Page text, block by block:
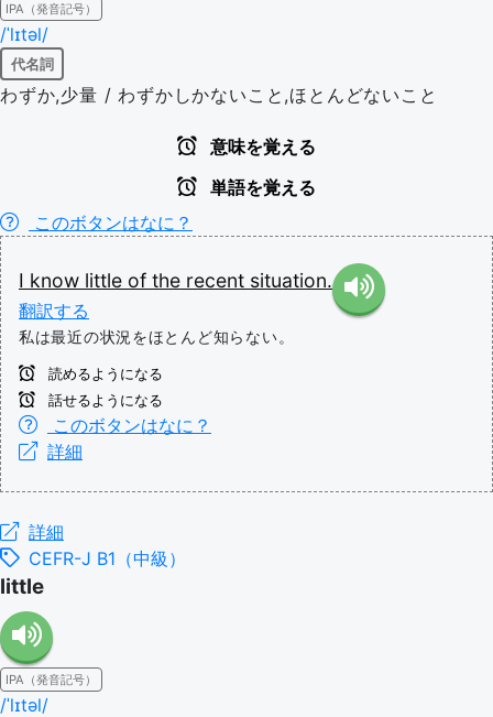
IPA（発音記号）
/ˈlɪtəl/
代名詞
わずか,少量 / わずかしかないこと,ほとんどないこと
意味を覚える
単語を覚える
このボタンはなに？
I know little of the recent situation.
翻訳する
私は最近の状況をほとんど知らない。
読めるようになる
話せるようになる
このボタンはなに？
詳細
詳細
CEFR-J B1（中級）
little
IPA（発音記号）
/ˈlɪtəl/